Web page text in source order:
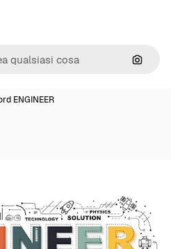
Cerca
ENGINEER